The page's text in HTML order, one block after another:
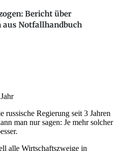
Bericht über
aus Notfallhandbuch